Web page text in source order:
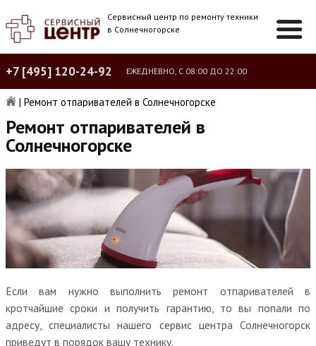
Сервисный центр по ремонту техники
в Солнечногорске
+7 [495] 120-24-92 ЕЖЕДНЕВНО, С 08:00 ДО 22:00
| Ремонт отпаривателей в Солнечногорске
Ремонт отпаривателей в
Солнечногорске
Если вам нужно выполнить ремонт отпаривателей в
кротчайшие сроки и получить гарантию, то вы попали по
адресу, специалисты нашего сервис центра Солнечногорск
приведут в порядок вашу технику.